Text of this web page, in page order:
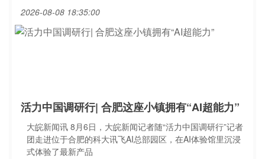
2026-08-08 18:35:00
活力中国调研行| 合肥这座小镇拥有“AI超能力”
大皖新闻讯 8月6日，大皖新闻记者随“活力中国调研行”记者
团走进位于合肥的科大讯飞AI总部园区，在AI体验馆里沉浸
式体验了最新产品